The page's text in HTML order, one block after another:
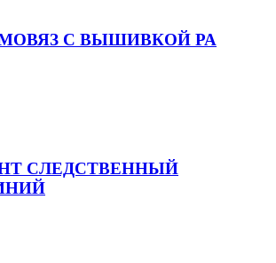
С ВЫШИВКОЙ РА
СЛЕДСТВЕННЫЙ